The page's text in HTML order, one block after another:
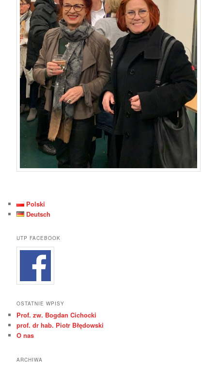
Polski
Deutsch
UTP FACEBOOK
OSTATNIE WPISY
Prof. zw. Bogdan Cichocki
prof. dr hab. Piotr Błędowski
O nas
ARCHIWA